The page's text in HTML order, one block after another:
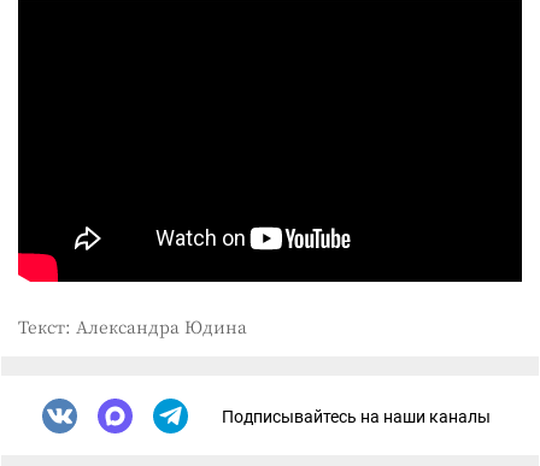
Текст: Александра Юдина
Подписывайтесь на наши каналы